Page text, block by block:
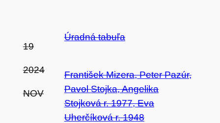
19
2024
NOV
Úradná tabuľa
František Mizera, Peter Pazúr,
Pavol Stojka, Angelika
Stojková r. 1977, Eva
Uherčíková r. 1948